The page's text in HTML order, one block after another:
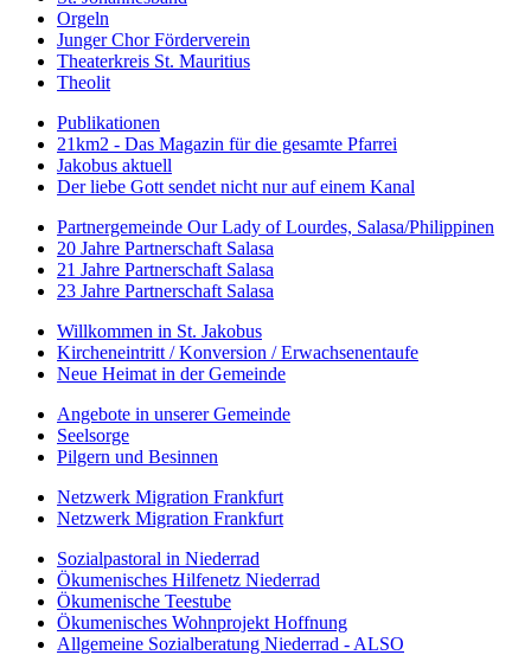
Orgeln
Junger Chor Förderverein
Theaterkreis St. Mauritius
Theolit
Publikationen
21km2 - Das Magazin für die gesamte Pfarrei
Jakobus aktuell
Der liebe Gott sendet nicht nur auf einem Kanal
Partnergemeinde Our Lady of Lourdes, Salasa/Philippinen
20 Jahre Partnerschaft Salasa
21 Jahre Partnerschaft Salasa
23 Jahre Partnerschaft Salasa
Willkommen in St. Jakobus
Kircheneintritt / Konversion / Erwachsenentaufe
Neue Heimat in der Gemeinde
Angebote in unserer Gemeinde
Seelsorge
Pilgern und Besinnen
Netzwerk Migration Frankfurt
Netzwerk Migration Frankfurt
Sozialpastoral in Niederrad
Ökumenisches Hilfenetz Niederrad
Ökumenische Teestube
Ökumenisches Wohnprojekt Hoffnung
Allgemeine Sozialberatung Niederrad - ALSO